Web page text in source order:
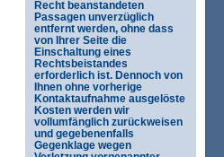
Recht beanstandeten
Passagen unverzüglich
entfernt werden, ohne dass
von Ihrer Seite die
Einschaltung eines
Rechtsbeistandes
erforderlich ist. Dennoch von
Ihnen ohne vorherige
Kontaktaufnahme ausgelöste
Kosten werden wir
vollumfänglich zurückweisen
und gegebenenfalls
Gegenklage wegen